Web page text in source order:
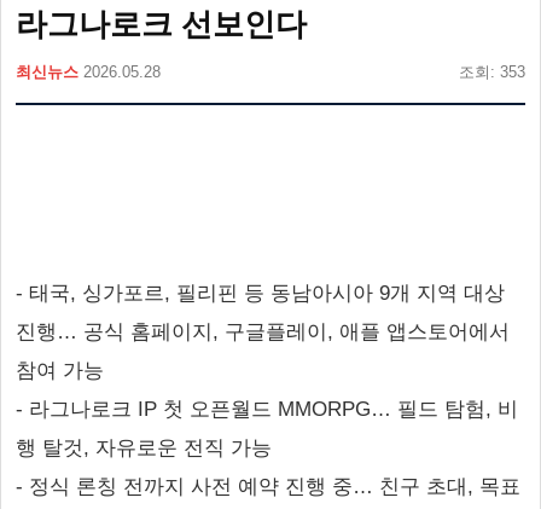
라그나로크 선보인다
최신뉴스 2026.05.28 조회: 353
- 태국, 싱가포르, 필리핀 등 동남아시아 9개 지역 대상
진행… 공식 홈페이지, 구글플레이, 애플 앱스토어에서
참여 가능
- 라그나로크 IP 첫 오픈월드 MMORPG… 필드 탐험, 비
행 탈것, 자유로운 전직 가능
- 정식 론칭 전까지 사전 예약 진행 중… 친구 초대, 목표